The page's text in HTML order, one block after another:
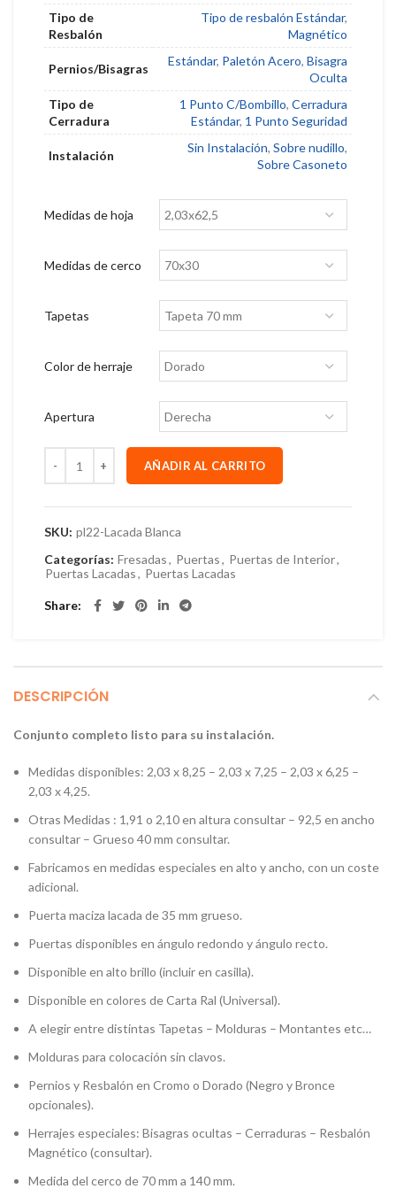
Tipo de
Resbalón
Tipo de resbalón Estándar,
Magnético
Pernios/Bisagras
Estándar, Paletón Acero, Bisagra
Oculta
Tipo de
Cerradura
1 Punto C/Bombillo, Cerradura
Estándar, 1 Punto Seguridad
Instalación
Sin Instalación, Sobre nudillo,
Sobre Casoneto
Medidas de hoja
Medidas de cerco
Tapetas
Color de herraje
Apertura
AÑADIR AL CARRITO
SKU: pl22-Lacada Blanca
Categorías: Fresadas, Puertas, Puertas de Interior,
Puertas Lacadas, Puertas Lacadas
Share
DESCRIPCIÓN
Conjunto completo listo para su instalación.
Medidas disponibles: 2,03 x 8,25 – 2,03 x 7,25 – 2,03 x 6,25 –
2,03 x 4,25.
Otras Medidas : 1,91 o 2,10 en altura consultar – 92,5 en ancho
consultar – Grueso 40 mm consultar.
Fabricamos en medidas especiales en alto y ancho, con un coste
adicional.
Puerta maciza lacada de 35 mm grueso.
Puertas disponibles en ángulo redondo y ángulo recto.
Disponible en alto brillo (incluir en casilla).
Disponible en colores de Carta Ral (Universal).
A elegir entre distintas Tapetas – Molduras – Montantes etc…
Molduras para colocación sin clavos.
Pernios y Resbalón en Cromo o Dorado (Negro y Bronce
opcionales).
Herrajes especiales: Bisagras ocultas – Cerraduras – Resbalón
Magnético (consultar).
Medida del cerco de 70 mm a 140 mm.